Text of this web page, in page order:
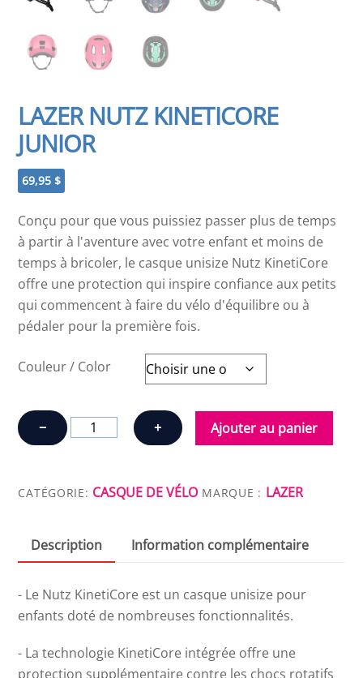
LAZER NUTZ KINETICORE
JUNIOR
69,95 $
Conçu pour que vous puissiez passer plus de temps
à partir à l'aventure avec votre enfant et moins de
temps à bricoler, le casque unisize Nutz KinetiCore
offre une protection qui inspire confiance aux petits
qui commencent à faire du vélo d'équilibre ou à
pédaler pour la première fois.
Couleur / Color
−
quantité
de
NUTZ
KINETICORE
+ Ajouter au panier
CATÉGORIE: CASQUE DE VÉLO MARQUE : LAZER
Description Information complémentaire
- Le Nutz KinetiCore est un casque unisize pour
enfants doté de nombreuses fonctionnalités.
- La technologie KinetiCore intégrée offre une
protection supplémentaire contre les chocs rotatifs